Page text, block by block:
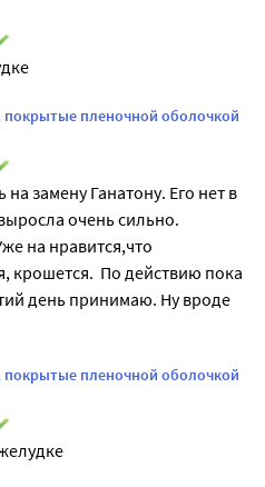
покрытые пленочной оболочкой
замену Ганатону. Его нет в
очень сильно.
на нравится,что
крошется.  По действию пока
день принимаю. Ну вроде
покрытые пленочной оболочкой